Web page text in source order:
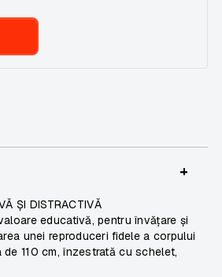
+
ȘI DISTRACTIVĂ
educativă, pentru învățare și
unei reproduceri fidele a corpului
110 cm, înzestrată cu schelet,